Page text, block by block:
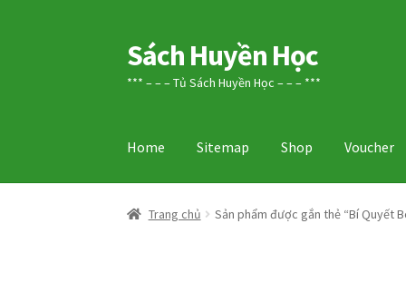
Đi
đến
Chuyển
đến
Sách Huyền Học
*** – – – Tủ Sách Huyền Học – – – ***
Home Sitemap Shop Voucher
Trang chủ Sản phẩm được gắn thẻ “Bí Quyết